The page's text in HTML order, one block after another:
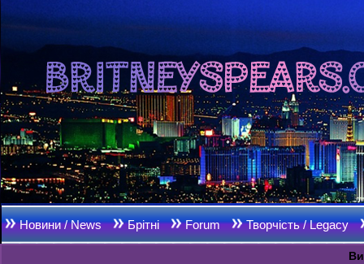
Новини / News Брітні Forum Творчість / Legacy